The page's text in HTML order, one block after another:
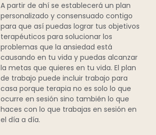
A partir de ahí se establecerá un plan
personalizado y consensuado contigo
para que así puedas lograr tus objetivos
terapéuticos para solucionar los
problemas que la ansiedad está
causando en tu vida y puedas alcanzar
la metas que quieres en tu vida. El plan
de trabajo puede incluir trabajo para
casa porque terapia no es solo lo que
ocurre en sesión sino también lo que
haces con lo que trabajas en sesión en
el día a día.